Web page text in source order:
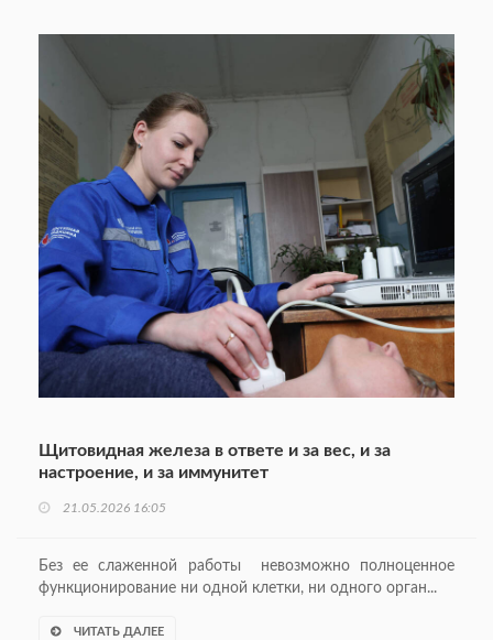
Щитовидная железа в ответе и за вес, и за
настроение, и за иммунитет
21.05.2026 16:05
Без ее слаженной работы невозможно полноценное
функционирование ни одной клетки, ни одного орган...
ЧИТАТЬ ДАЛЕЕ